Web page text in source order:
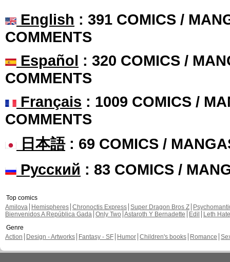
English : 391 COMICS /
COMMENTS
Español : 320 COMICS /
COMMENTS
Français : 1009 COMICS /
COMMENTS
日本語: 69 COMICS /
Русский : 83 COMICS /
Top comics
Amilova
Hemispheres Chronoctis Express Super Dragon Bros Z
Bienvenidos A República Gada Only Two Astaroth Y Bernadette Edil
Leth Hate
Genre
Action
Design - Artworks Fantasy - SF Humor Children's books Romance